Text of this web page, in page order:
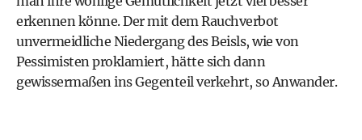
erkennen könne. Der mit dem Rauchverbot
unvermeidliche Niedergang des Beisls, wie von
Pessimisten proklamiert, hätte sich dann
gewissermaßen ins Gegenteil verkehrt, so Anwander.